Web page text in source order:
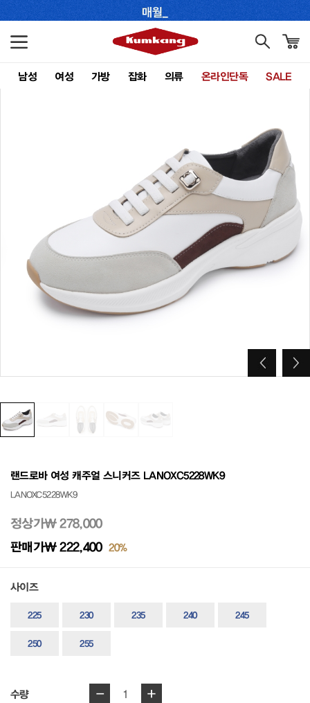
남성 여성 가방 잡화 의류 온라인단독 SALE
랜드로바 여성 캐주얼 스니커즈 LANOXC5228WK9
LANOXC5228WK9
정상가₩ 278,000
판매가₩ 222,400 20%
사이즈
225 230 235 240 245
250 255
수량 - 1 +